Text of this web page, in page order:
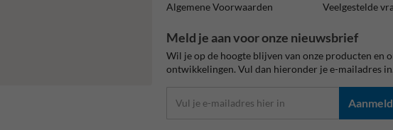
Algemene Voorwaarden
Veelgestelde
Meld je aan voor onze nieuwsbrief
Wil je op de hoogte blijven van onze producten en
ontwikkelingen. Vul dan hieronder je e-mailadres in.